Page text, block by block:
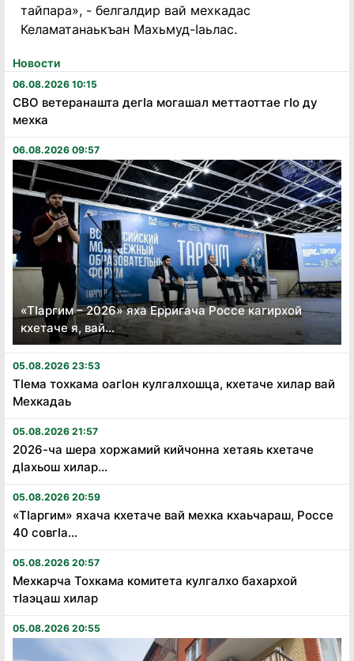
Новости
06.08.2026 10:15
СВО ветеранашта дегӏа могашал меттаоттае гӏо ду
мехка
06.08.2026 09:57
«Тӏаргим – 2026» яха Ерригача Россе кагирхой
кхетаче я, вай...
05.08.2026 23:53
Тӏема тохкама оагӏон кулгалхошца, кхетаче хилар вай
Мехкадаь
05.08.2026 21:57
2026-ча шера хоржамий кийчонна хетаяь кхетаче
дӏахьош хилар...
05.08.2026 20:59
«Тӏаргим» яхача кхетаче вай мехка кхаьчараш, Россе
40 совгӏа...
05.08.2026 20:57
Мехкарча Тохкама комитета кулгалхо бахархой
тӏаэцаш хилар
05.08.2026 20:55
тайпара», - белгалдир вай мехкадас
Келаматанаькъан Махьмуд-Ӏаьлас.